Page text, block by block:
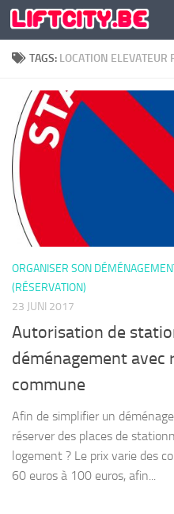
Doorgaan naar inhoud
TAGS: LOCATION ELEVATEUR
ORGANISER SON
(RÉSERVATION)
23 JUNI 2017
Autorisation de
déménagement avec
commune
Afin de simplifier un
réserver des places de
logement ? Le prix varie des
60 euros à 100 euros, afin...